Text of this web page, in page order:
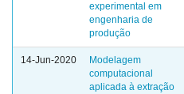
experimental em
engenharia de
produção
14-Jun-2020
Modelagem
computacional
aplicada à extração